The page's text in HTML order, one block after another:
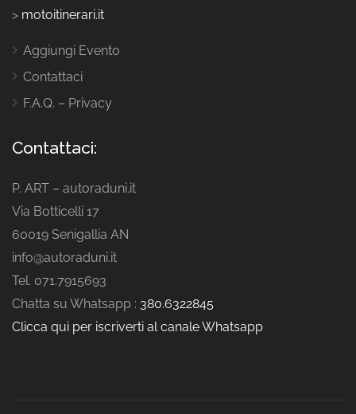
> motoitinerari.it
Aggiungi Evento
Contattaci
F.A.Q. – Privacy
Contattaci:
P. ART – autoraduni.it
Via Botticelli 17
60019 Senigallia AN
info@autoraduni.it
Tel. 071.7915693
Chatta su Whatsapp : 380.6322845
Clicca qui per iscriverti al canale Whatsapp